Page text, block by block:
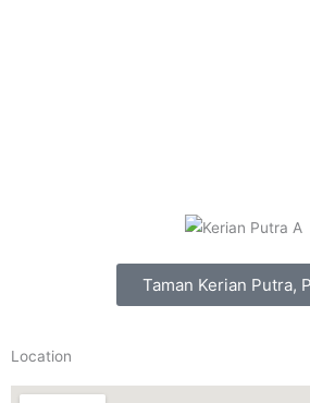
Taman Kerian Putra,
Location